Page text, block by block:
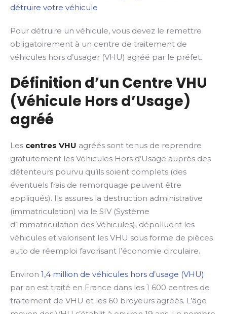
détruire votre véhicule
Pour détruire un véhicule, vous devez le remettre
obligatoirement à un centre de traitement de
véhicules hors d’usager (VHU) agréé par le préfet.
Définition d’un Centre VHU
(Véhicule Hors d’Usage)
agréé
Les centres VHU agréés sont tenus de reprendre
gratuitement les Véhicules Hors d’Usage auprès des
détenteurs pourvu qu’ils soient complets (des
éventuels frais de remorquage peuvent être
appliqués). Ils assures la destruction administrative
(immatriculation) via le SIV (Système
d’Immatriculation des Véhicules), dépolluent les
véhicules et valorisent les VHU sous forme de pièces
auto de réemploi favorisant l’économie circulaire.
Environ 1,4 million de véhicules hors d’usage (VHU)
par an est traité en France dans les 1 600 centres de
traitement de VHU et les 60 broyeurs agréés. L’âge